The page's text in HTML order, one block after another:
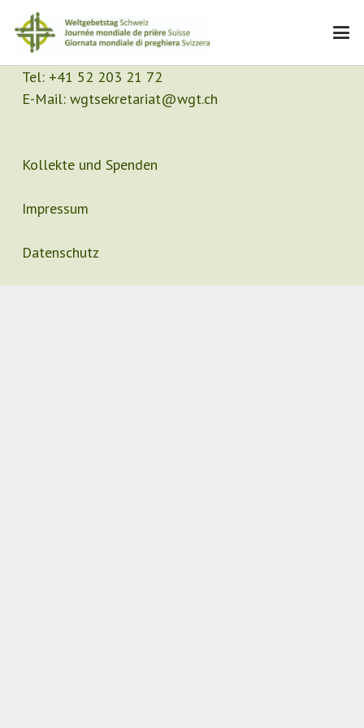
Kontakt
Sekretariat
Tel: +41 52 203 21 72
E-Mail: wgtsekretariat@wgt.ch
Kollekte und Spenden
Impressum
Datenschutz